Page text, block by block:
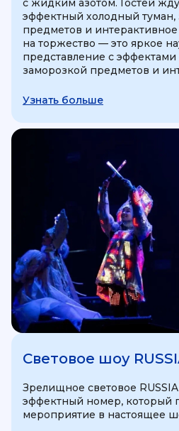
с жидким азотом. Гостей
эффектный холодный
предметов и интерактивное
на торжество — это яркое
представление с
заморозкой предметов и
Узнать больше
Световое шоу
Зрелищное световое
эффектный номер, который
мероприятие в настоящее